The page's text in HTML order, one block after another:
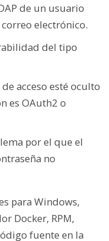
de un usuario
electrónico.
del tipo
acceso esté oculto
es OAuth2 o
por el que el
no
para Windows,
Docker, RPM,
fuente en la